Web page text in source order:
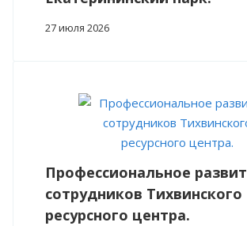
27 июля 2026
Профессиональное
сотрудников Тихвинского
ресурсного центра.